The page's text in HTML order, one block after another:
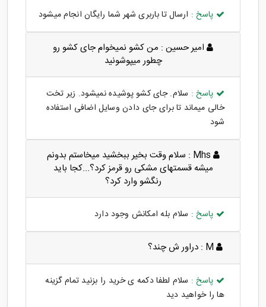
پاسخ : ارسال تا باربری شهر شما رایگان انجام میشود
امیر حسین : من کشو نمیخوام جای کشو رو
چطور میپوشونید
پاسخ : سلام. جای کشو پوشیده نمیشود. زیر تخت
خالی میماند تا برای جای دادن وسایل اضافی استفاده
شود
سلام وقت بخیر ببخشید میخاستم بدونم
میشه قسمتهای مشکی رو قرمز کرد؟...کجا باید
رنگشو وارد کرد؟
پاسخ : سلام بله امکانش وجود دارد
دراور ش چند؟
پاسخ : سلام لطفا دکمه ی خرید را بزنید تمام گزینه
ها را خواهید دید